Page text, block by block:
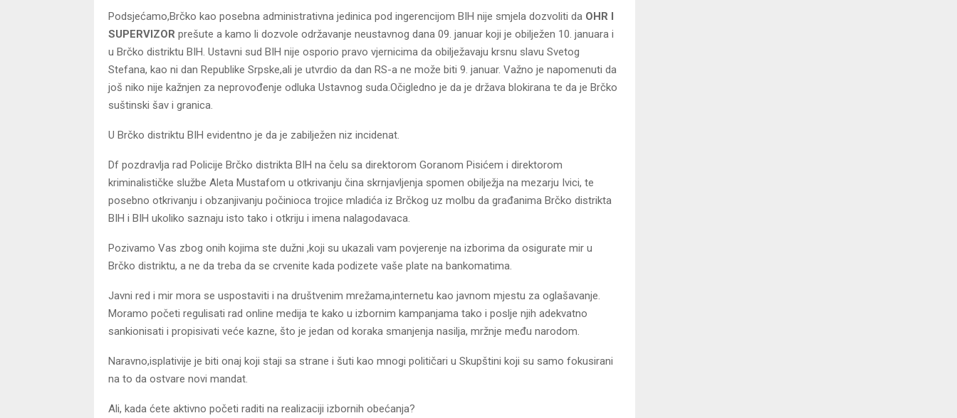
Podsjećamo,Brčko kao posebna administrativna jedinica pod ingerencijom BIH nije smjela dozvoliti da OHR I
SUPERVIZOR prešute a kamo li dozvole održavanje neustavnog dana 09. januar koji je obilježen 10. januara i
u Brčko distriktu BIH. Ustavni sud BIH nije osporio pravo vjernicima da obilježavaju krsnu slavu Svetog
Stefana, kao ni dan Republike Srpske,ali je utvrdio da dan RS-a ne može biti 9. januar. Važno je napomenuti da
još niko nije kažnjen za neprovođenje odluka Ustavnog suda.Očigledno je da je država blokirana te da je Brčko
suštinski šav i granica.
U Brčko distriktu BIH evidentno je da je zabilježen niz incidenat.
Df pozdravlja rad Policije Brčko distrikta BIH na čelu sa direktorom Goranom Pisićem i direktorom
kriminalističke službe Aleta Mustafom u otkrivanju čina skrnjavljenja spomen obilježja na mezarju Ivici, te
posebno otkrivanju i obzanjivanju počinioca trojice mladića iz Brčkog uz molbu da građanima Brčko distrikta
BIH i BIH ukoliko saznaju isto tako i otkriju i imena nalagodavaca.
Pozivamo Vas zbog onih kojima ste dužni ,koji su ukazali vam povjerenje na izborima da osigurate mir u
Brčko distriktu, a ne da treba da se crvenite kada podizete vaše plate na bankomatima.
Javni red i mir mora se uspostaviti i na društvenim mrežama,internetu kao javnom mjestu za oglašavanje.
Moramo početi regulisati rad online medija te kako u izbornim kampanjama tako i poslje njih adekvatno
sankionisati i propisivati veće kazne, što je jedan od koraka smanjenja nasilja, mržnje među narodom.
Naravno,isplativije je biti onaj koji staji sa strane i šuti kao mnogi političari u Skupštini koji su samo fokusirani
na to da ostvare novi mandat.
Ali, kada ćete aktivno početi raditi na realizaciji izbornih obećanja?